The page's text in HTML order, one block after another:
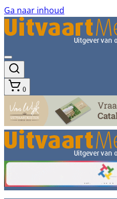
Ga naar inhoud
0